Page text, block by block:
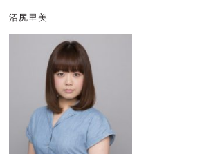
沼尻里美